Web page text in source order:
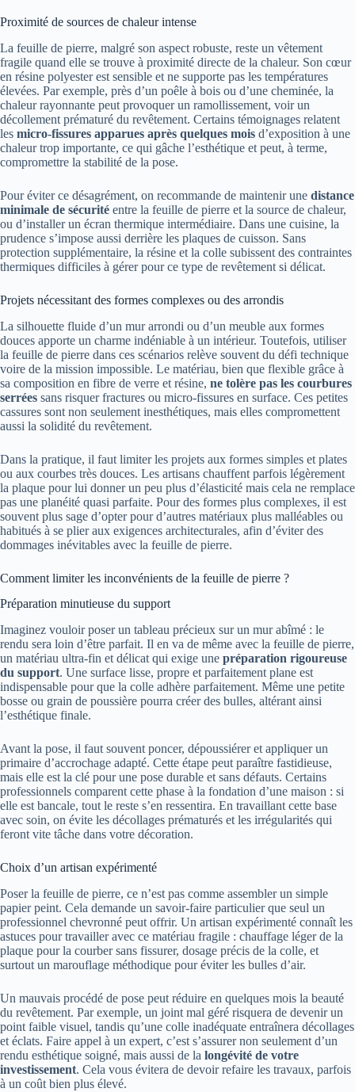
Proximité de sources de chaleur intense
La feuille de pierre, malgré son aspect robuste, reste un vêtement
fragile quand elle se trouve à proximité directe de la chaleur. Son cœur
en résine polyester est sensible et ne supporte pas les températures
élevées. Par exemple, près d’un poêle à bois ou d’une cheminée, la
chaleur rayonnante peut provoquer un ramollissement, voir un
décollement prématuré du revêtement. Certains témoignages relatent
les micro-fissures apparues après quelques mois d’exposition à une
chaleur trop importante, ce qui gâche l’esthétique et peut, à terme,
compromettre la stabilité de la pose.
Pour éviter ce désagrément, on recommande de maintenir une distance
minimale de sécurité entre la feuille de pierre et la source de chaleur,
ou d’installer un écran thermique intermédiaire. Dans une cuisine, la
prudence s’impose aussi derrière les plaques de cuisson. Sans
protection supplémentaire, la résine et la colle subissent des contraintes
thermiques difficiles à gérer pour ce type de revêtement si délicat.
Projets nécessitant des formes complexes ou des arrondis
La silhouette fluide d’un mur arrondi ou d’un meuble aux formes
douces apporte un charme indéniable à un intérieur. Toutefois, utiliser
la feuille de pierre dans ces scénarios relève souvent du défi technique
voire de la mission impossible. Le matériau, bien que flexible grâce à
sa composition en fibre de verre et résine, ne tolère pas les courbures
serrées sans risquer fractures ou micro-fissures en surface. Ces petites
cassures sont non seulement inesthétiques, mais elles compromettent
aussi la solidité du revêtement.
Dans la pratique, il faut limiter les projets aux formes simples et plates
ou aux courbes très douces. Les artisans chauffent parfois légèrement
la plaque pour lui donner un peu plus d’élasticité mais cela ne remplace
pas une planéité quasi parfaite. Pour des formes plus complexes, il est
souvent plus sage d’opter pour d’autres matériaux plus malléables ou
habitués à se plier aux exigences architecturales, afin d’éviter des
dommages inévitables avec la feuille de pierre.
Comment limiter les inconvénients de la feuille de pierre ?
Préparation minutieuse du support
Imaginez vouloir poser un tableau précieux sur un mur abîmé : le
rendu sera loin d’être parfait. Il en va de même avec la feuille de pierre,
un matériau ultra-fin et délicat qui exige une préparation rigoureuse
du support. Une surface lisse, propre et parfaitement plane est
indispensable pour que la colle adhère parfaitement. Même une petite
bosse ou grain de poussière pourra créer des bulles, altérant ainsi
l’esthétique finale.
Avant la pose, il faut souvent poncer, dépoussiérer et appliquer un
primaire d’accrochage adapté. Cette étape peut paraître fastidieuse,
mais elle est la clé pour une pose durable et sans défauts. Certains
professionnels comparent cette phase à la fondation d’une maison : si
elle est bancale, tout le reste s’en ressentira. En travaillant cette base
avec soin, on évite les décollages prématurés et les irrégularités qui
feront vite tâche dans votre décoration.
Choix d’un artisan expérimenté
Poser la feuille de pierre, ce n’est pas comme assembler un simple
papier peint. Cela demande un savoir-faire particulier que seul un
professionnel chevronné peut offrir. Un artisan expérimenté connaît les
astuces pour travailler avec ce matériau fragile : chauffage léger de la
plaque pour la courber sans fissurer, dosage précis de la colle, et
surtout un marouflage méthodique pour éviter les bulles d’air.
Un mauvais procédé de pose peut réduire en quelques mois la beauté
du revêtement. Par exemple, un joint mal géré risquera de devenir un
point faible visuel, tandis qu’une colle inadéquate entraînera décollages
et éclats. Faire appel à un expert, c’est s’assurer non seulement d’un
rendu esthétique soigné, mais aussi de la longévité de votre
investissement. Cela vous évitera de devoir refaire les travaux, parfois
à un coût bien plus élevé.